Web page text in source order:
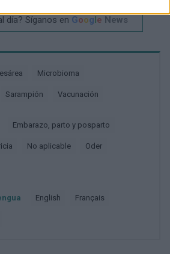
día? Síganos en Google News
Microbioma
Sarampión Vacunación
Embarazo, parto y posparto
No aplicable Oder
english français